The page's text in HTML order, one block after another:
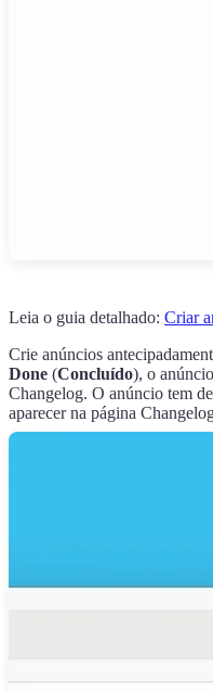
Leia o guia detalhado: Criar
Crie anúncios
Done (Concluído), o
Changelog. O anúncio tem
aparecer na página